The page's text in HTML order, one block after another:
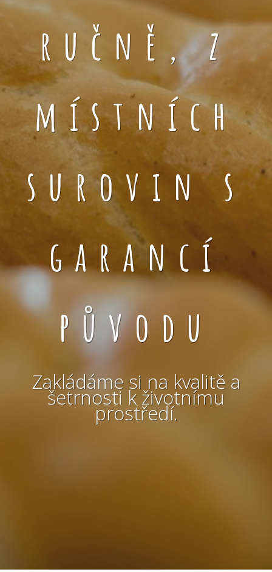
ručně, z
místních
surovin s
garancí
původu
Zakládáme si na kvalitě a
šetrnosti k životnímu
prostředí.